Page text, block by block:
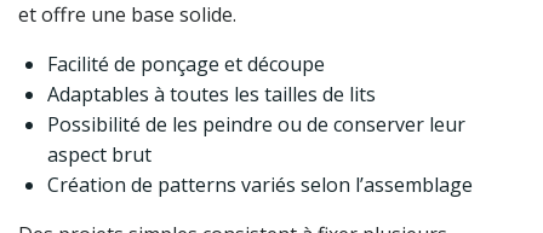
et offre une base solide.
Facilité de ponçage et découpe
Adaptables à toutes les tailles de lits
Possibilité de les peindre ou de conserver leur
aspect brut
Création de patterns variés selon l’assemblage